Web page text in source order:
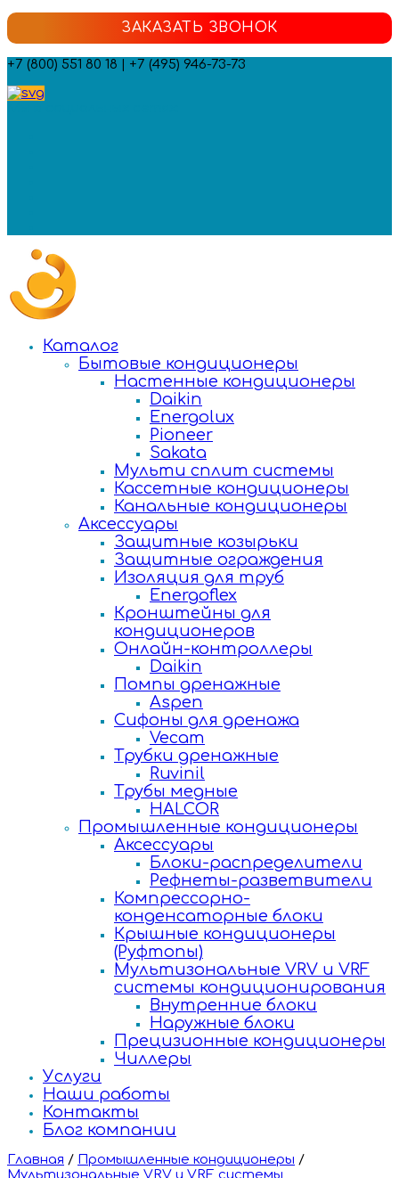
ЗАКАЗАТЬ ЗВОНОК
+7 (800) 551 80 18 | +7 (495) 946-73-73
Каталог
Бытовые кондиционеры
Настенные кондиционеры
Daikin
Energolux
Pioneer
Sakata
Мульти сплит системы
Кассетные кондиционеры
Канальные кондиционеры
Аксессуары
Защитные козырьки
Защитные ограждения
Изоляция для труб
Energoflex
Кронштейны для
кондиционеров
Онлайн-контроллеры
Daikin
Помпы дренажные
Aspen
Сифоны для дренажа
Vecam
Трубки дренажные
Ruvinil
Трубы медные
HALCOR
Промышленные кондиционеры
Аксессуары
Блоки-распределители
Рефнеты-разветвители
Компрессорно-
конденсаторные блоки
Крышные кондиционеры
(Руфтопы)
Мультизональные VRV и VRF
системы кондиционирования
Внутренние блоки
Наружные блоки
Прецизионные кондиционеры
Чиллеры
Услуги
Наши работы
Контакты
Блог компании
Главная / Промышленные кондиционеры /
Мультизональные VRV и VRF системы